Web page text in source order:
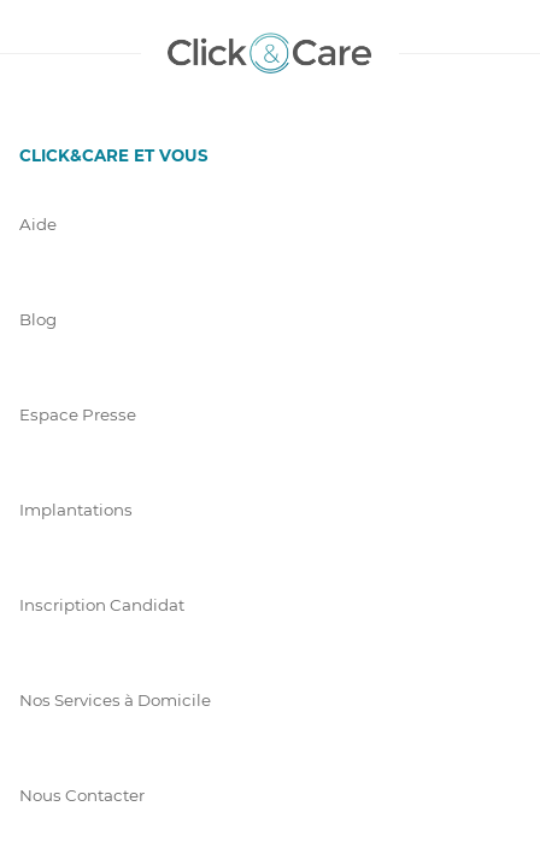
CLICK&CARE ET VOUS
Aide
Blog
Espace Presse
Implantations
Inscription Candidat
Nos Services à Domicile
Nous Contacter